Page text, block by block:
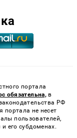
портала
обязательна, в
РФ
портала не несет
пользователей,
его субдоменах.